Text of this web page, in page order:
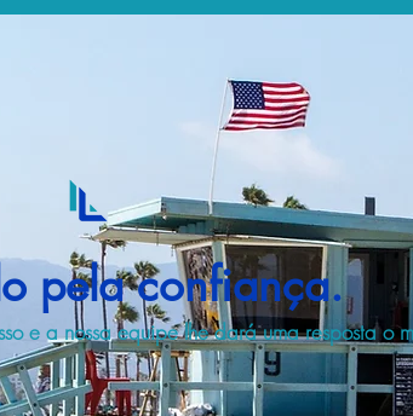
pela confiança.
e a nossa equipe lhe dará uma resposta o